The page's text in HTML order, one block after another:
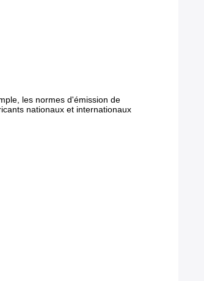
les normes d'émission de
nationaux et internationaux